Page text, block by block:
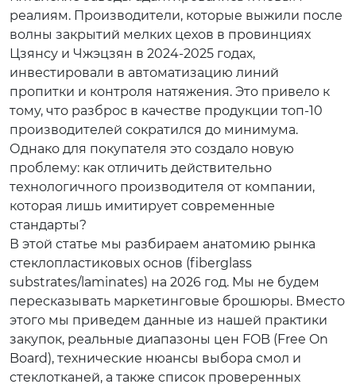
реалиям. Производители, которые выжили после
волны закрытий мелких цехов в провинциях
Цзянсу и Чжэцзян в 2024-2025 годах,
инвестировали в автоматизацию линий
пропитки и контроля натяжения. Это привело к
тому, что разброс в качестве продукции топ-10
производителей сократился до минимума.
Однако для покупателя это создало новую
проблему: как отличить действительно
технологичного производителя от компании,
которая лишь имитирует современные
стандарты?
В этой статье мы разбираем анатомию рынка
стеклопластиковых основ (fiberglass
substrates/laminates) на 2026 год. Мы не будем
пересказывать маркетинговые брошюры. Вместо
этого мы приведем данные из нашей практики
закупок, реальные диапазоны цен FOB (Free On
Board), технические нюансы выбора смол и
стеклотканей, а также список проверенных